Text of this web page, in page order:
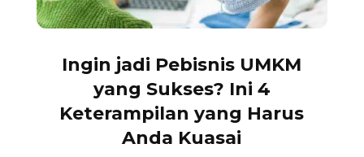
Ingin jadi Pebisnis UMKM
yang Sukses? Ini 4
Keterampilan yang Harus
Anda Kuasai